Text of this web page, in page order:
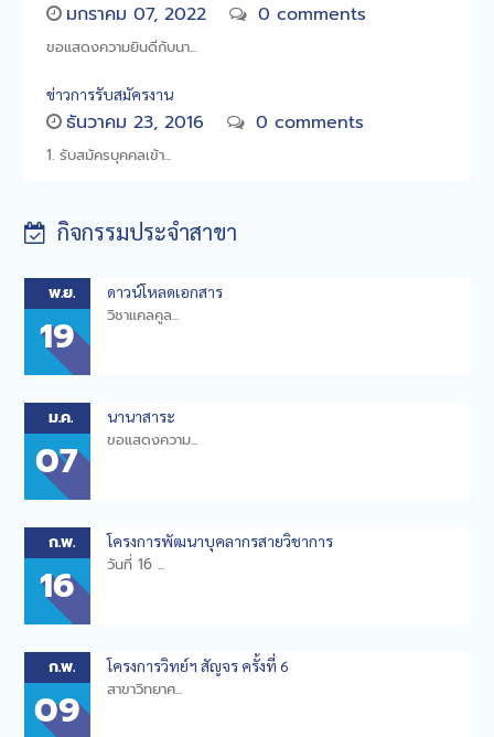
มกราคม 07, 2022 0 comments
ขอแสดงความยินดีกับนา...
ข่าวการรับสมัครงาน
ธันวาคม 23, 2016 0 comments
1. รับสมัครบุคคลเข้า...
กิจกรรมประจำสาขา
พ.ย.
19
ดาวน์โหลดเอกสาร
วิชาแคลคูล...
ม.ค.
07
นานาสาระ
ขอแสดงความ...
ก.พ.
16
โครงการพัฒนาบุคลากรสายวิชาการ
วันที่ 16 ...
ก.พ.
09
โครงการวิทย์ฯ สัญจร ครั้งที่ 6
สาขาวิทยาศ...